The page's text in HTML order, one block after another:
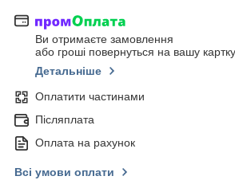
Ви отримаєте замовлення
або гроші повернуться на вашу картку
Детальніше
Оплатити частинами
Післяплата
Оплата на рахунок
Всі умови оплати